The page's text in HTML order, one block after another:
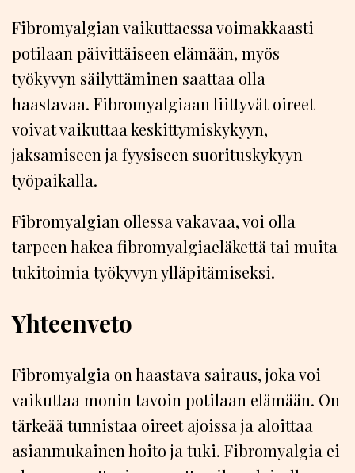
Fibromyalgian vaikuttaessa voimakkaasti
potilaan päivittäiseen elämään, myös
työkyvyn säilyttäminen saattaa olla
haastavaa. Fibromyalgiaan liittyvät oireet
voivat vaikuttaa keskittymiskykyyn,
jaksamiseen ja fyysiseen suorituskykyyn
työpaikalla.
Fibromyalgian ollessa vakavaa, voi olla
tarpeen hakea fibromyalgiaeläkettä tai muita
tukitoimia työkyvyn ylläpitämiseksi.
Yhteenveto
Fibromyalgia on haastava sairaus, joka voi
vaikuttaa monin tavoin potilaan elämään. On
tärkeää tunnistaa oireet ajoissa ja aloittaa
asianmukainen hoito ja tuki. Fibromyalgia ei